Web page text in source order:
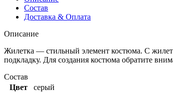
Состав
Доставка & Оплата
Описание
Жилетка — стильный элемент костюма. С
подкладку. Для создания костюма обратите
Состав
Цвет
серый